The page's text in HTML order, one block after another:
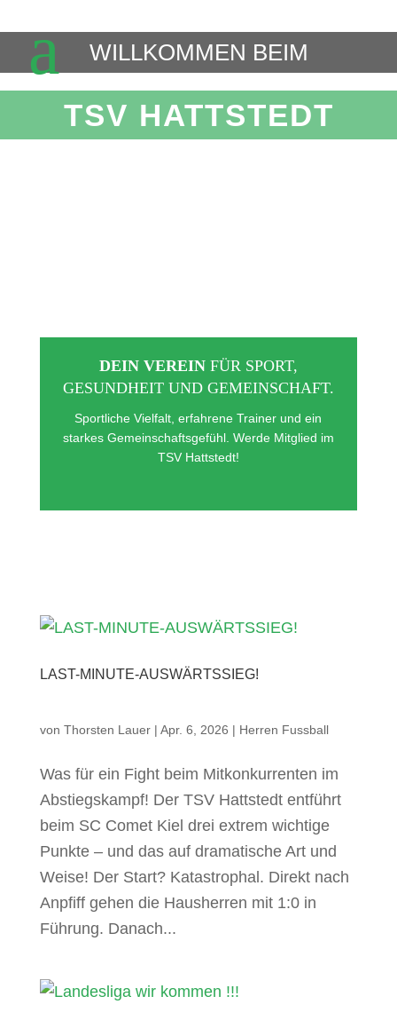
WILLKOMMEN BEIM
TSV HATTSTEDT
DEIN VEREIN FÜR SPORT,
GESUNDHEIT UND GEMEINSCHAFT.
Sportliche Vielfalt, erfahrene Trainer und ein
starkes Gemeinschaftsgefühl. Werde Mitglied im
TSV Hattstedt!
LAST-MINUTE-AUSWÄRTSSIEG!
von Thorsten Lauer| Apr. 6, 2026 | Herren Fussball
Was für ein Fight beim Mitkonkurrenten im
Abstiegskampf! Der TSV Hattstedt entführt
beim SC Comet Kiel drei extrem wichtige
Punkte – und das auf dramatische Art und
Weise! Der Start? Katastrophal. Direkt nach
Anpfiff gehen die Hausherren mit 1:0 in
Führung. Danach...